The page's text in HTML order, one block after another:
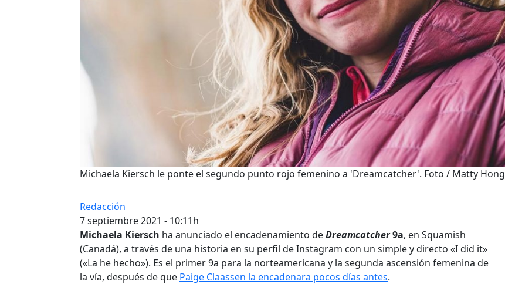
Michaela Kiersch le ponte el segundo punto rojo femenino a 'Dreamcatcher'. Foto / Matty Hong
Redacción
7 septiembre 2021 - 10:11h
Michaela Kiersch ha anunciado el encadenamiento deDreamcatcher9a, en Squamish
(Canadá), a través de una historia en su perfil de Instagram con un simple y directo «I did it»
(«La he hecho»). Es el primer 9a para la norteamericana y la segunda ascensión femenina de
la vía, después de que Paige Claassen la encadenara pocos días antes.